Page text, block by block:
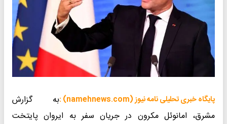
پایگاه خبری تحلیلی نامه نیوز (namehnews.com) :
به گزارش
مشرق، امانوئل مکرون در جریان سفر به ایروان پایتخت